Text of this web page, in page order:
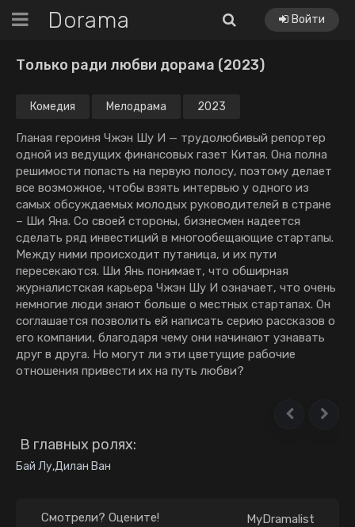
Dorama Войти
Только ради любви дорама (2023)
Комедия Мелодрама 2023
Гланая героиня Чжэн Шу И — трудолюбивый репортер
одной из ведущих финансовых газет Китая. Она полна
решимости попасть на первую полосу, поэтому делает
все возможное, чтобы взять интервью у одного из
самых обсуждаемых молодых руководителей в стране
– Ши Яна. Со своей стороны, бизнесмен надеется
сделать ряд инвестиций в многообещающие стартапы.
Между ними происходит путаница, и их пути
пересекаются. Ши Янь понимает, что обширная
журналистская карьера Чжэн Шу И означает, что очень
немногие люди знают больше о местных стартапах. Он
соглашается позволить ей написать серию рассказов о
его компании, благодаря чему они начинают узнавать
друг в друга. Но могут ли эти цветущие рабочие
отношения привести их на путь любви?
В главных ролях:
Бай Лу,Дилан Ван
Смотрели? Оцените! MyDramalist